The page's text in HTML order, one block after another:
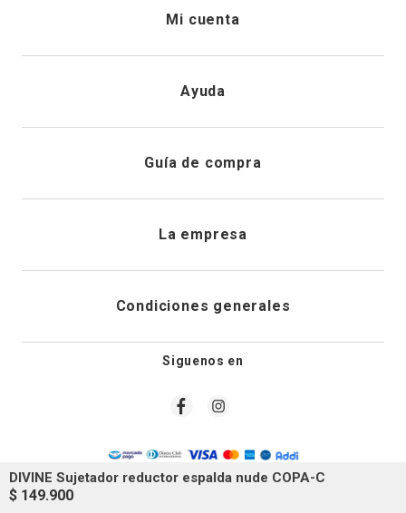
DIVINE Sujetador reductor espalda nude COPA-C
$ 149.900
Mi cuenta
Registrarme
Historial de pedidos
Ayuda
Envíanos un email
Cambios, devoluciones y desistimiento
Guía de compra
Cuidado de prendas
La empresa
Tiendas
Newsletter
Condiciones generales
Aviso legal
Condiciones generales de compra
Política de privacidad
Siguenos en